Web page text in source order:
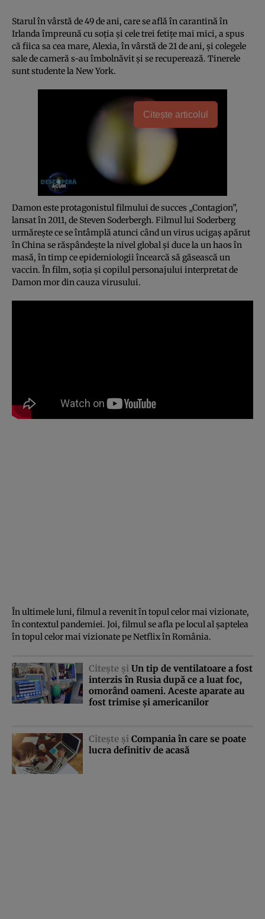
Starul în vârstă de 49 de ani, care se află în carantină în
Irlanda împreună cu soţia şi cele trei fetiţe mai mici, a spus
că fiica sa cea mare, Alexia, în vârstă de 21 de ani, şi colegele
sale de cameră s-au îmbolnăvit şi se recuperează. Tinerele
sunt studente la New York.
Citește articolul
Damon este protagonistul filmului de succes „Contagion”,
lansat în 2011, de Steven Soderbergh. Filmul lui Soderberg
urmăreşte ce se întâmplă atunci când un virus ucigaş apărut
în China se răspândeşte la nivel global şi duce la un haos în
masă, în timp ce epidemiologii încearcă să găsească un
vaccin. În film, soţia şi copilul personajului interpretat de
Damon mor din cauza virusului.
În ultimele luni, filmul a revenit în topul celor mai vizionate,
în contextul pandemiei. Joi, filmul se afla pe locul al şaptelea
în topul celor mai vizionate pe Netflix în România.
Citeşte şi Un tip de ventilatoare a fost
interzis în Rusia după ce a luat foc,
omorând oameni. Aceste aparate au
fost trimise şi americanilor
Citeşte şi Compania în care se poate
lucra definitiv de acasă